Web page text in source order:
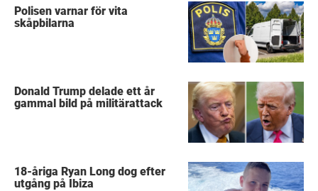
Polisen varnar för vita
skåpbilarna
Donald Trump delade ett år
gammal bild på militärattack
18-åriga Ryan Long dog efter
utgång på Ibiza